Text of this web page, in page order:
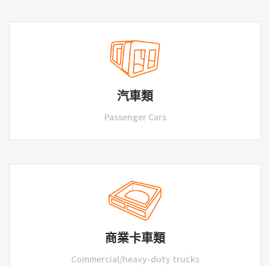
汽車類
Passenger Cars
商業卡車類
Commercial/heavy-duty trucks